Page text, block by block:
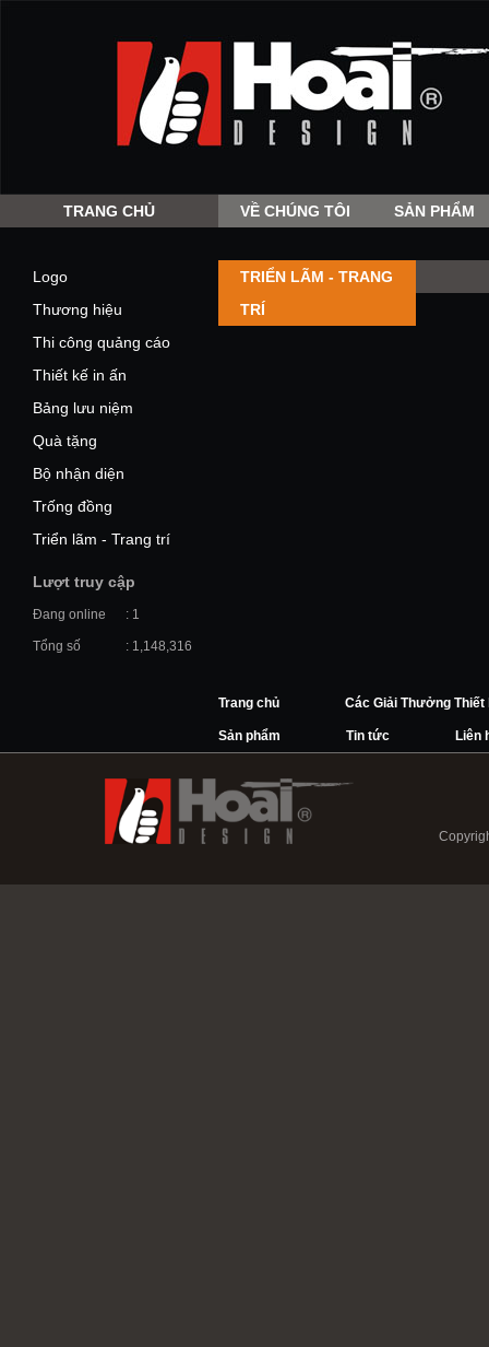
TRANG CHỦ VỀ CHÚNG TÔI SẢN PHẨM
Logo
Thương hiệu
Thi công quảng cáo
Thiết kế in ấn
Bảng lưu niệm
Quà tặng
Bộ nhận diện
Trống đồng
Triển lãm - Trang trí
Lượt truy cập
Đang online : 1
Tổng số : 1,148,316
TRIỂN LÃM - TRANG
TRÍ
Trang chủ Các Giải Thưởng Thiết
Sản phẩm Tin tức Liên